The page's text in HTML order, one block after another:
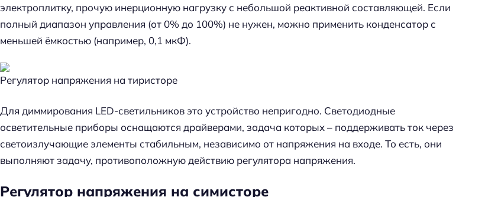
электроплитку, прочую инерционную нагрузку с небольшой реактивной составляющей. Если
полный диапазон управления (от 0% до 100%) не нужен, можно применить конденсатор с
меньшей ёмкостью (например, 0,1 мкФ).
Регулятор напряжения на тиристоре
Для диммирования LED-светильников это устройство непригодно. Светодиодные
осветительные приборы оснащаются драйверами, задача которых – поддерживать ток через
светоизлучающие элементы стабильным, независимо от напряжения на входе. То есть, они
выполняют задачу, противоположную действию регулятора напряжения.
Регулятор напряжения на симисторе